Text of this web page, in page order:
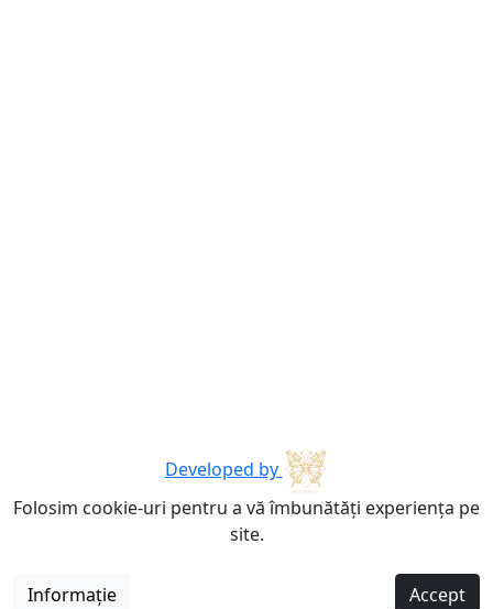
Developed by
Folosim cookie-uri pentru a vă îmbunătăți experiența pe
site.
Informație Accept